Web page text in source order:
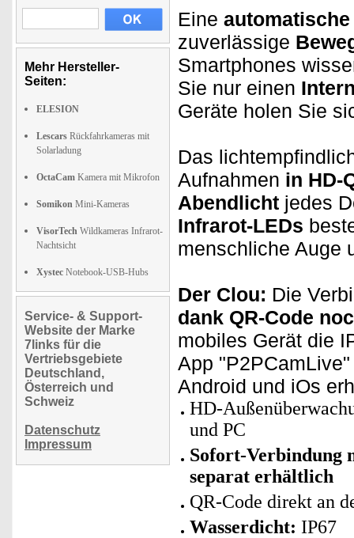
Mehr Hersteller-
Seiten:
ELESION
Lescars Rückfahrkameras mit
Solarladung
OctaCam Kamera mit Mikrofon
Somikon Mini-Kameras
VisorTech Wildkameras Infrarot-
Nachtsicht
Xystec Notebook-USB-Hubs
Service- & Support-
Website der Marke
7links für die
Vertriebsgebiete
Deutschland,
Österreich und
Schweiz
Datenschutz
Impressum
Eine
zuverlässige
Smartphones
Sie nur einen
Geräte holen Sie
Das
Aufnahmen in HD-
Abendlicht jedes
Infrarot-LEDs
menschliche Auge
Der Clou: Die
dank QR-Code
mobiles Gerät die
App
Android und iOs
HD-
und PC
Sofort-Verbindung
separat erhältlich
QR-Code direkt an
Wasserdicht: IP67